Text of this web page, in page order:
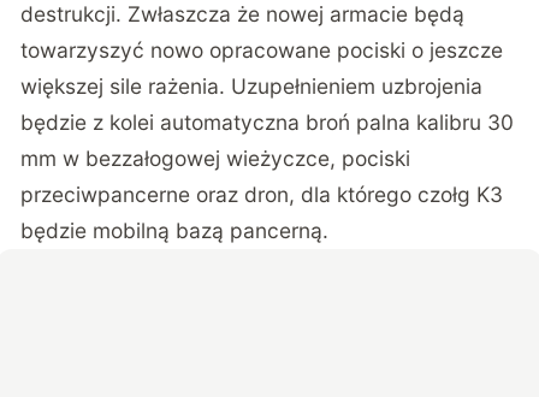
destrukcji. Zwłaszcza że nowej armacie będą
towarzyszyć nowo opracowane pociski o jeszcze
większej sile rażenia. Uzupełnieniem uzbrojenia
będzie z kolei automatyczna broń palna kalibru 30
mm w bezzałogowej wieżyczce, pociski
przeciwpancerne oraz dron, dla którego czołg K3
będzie mobilną bazą pancerną.